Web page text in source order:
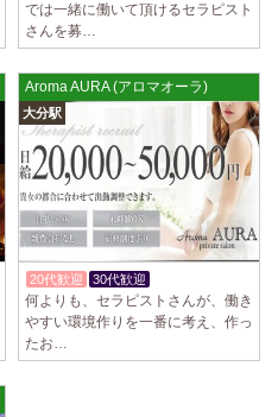
では一緒に働いて頂けるセラピスト
さんを募…
Aroma AURA (アロマオーラ)
大分駅
20代歓迎 30代歓迎
何よりも、セラピストさんが、働き
やすい環境作りを一番に考え、作っ
たお…